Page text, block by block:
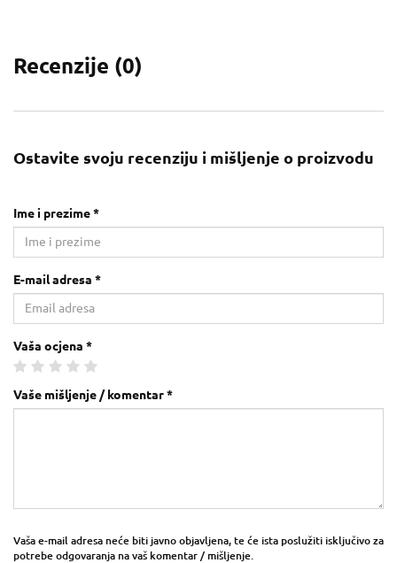
Recenzije (0)
Ostavite svoju recenziju i mišljenje o proizvodu
Ime i prezime *
E-mail adresa *
Vaša ocjena *
Vaše mišljenje / komentar *
Vaša e-mail adresa neće biti javno objavljena, te će ista poslužiti isključivo za
potrebe odgovaranja na vaš komentar / mišljenje.